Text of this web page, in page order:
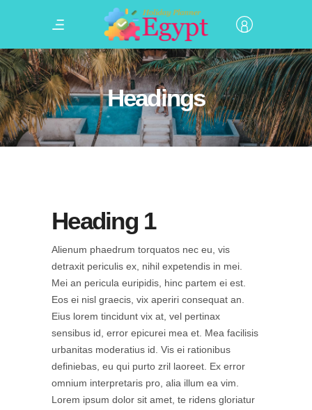
Headings
Heading 1
Alienum phaedrum torquatos nec eu, vis
detraxit periculis ex, nihil expetendis in mei.
Mei an pericula euripidis, hinc partem ei est.
Eos ei nisl graecis, vix aperiri consequat an.
Eius lorem tincidunt vix at, vel pertinax
sensibus id, error epicurei mea et. Mea facilisis
urbanitas moderatius id. Vis ei rationibus
definiebas, eu qui purto zril laoreet. Ex error
omnium interpretaris pro, alia illum ea vim.
Lorem ipsum dolor sit amet, te ridens gloriatur